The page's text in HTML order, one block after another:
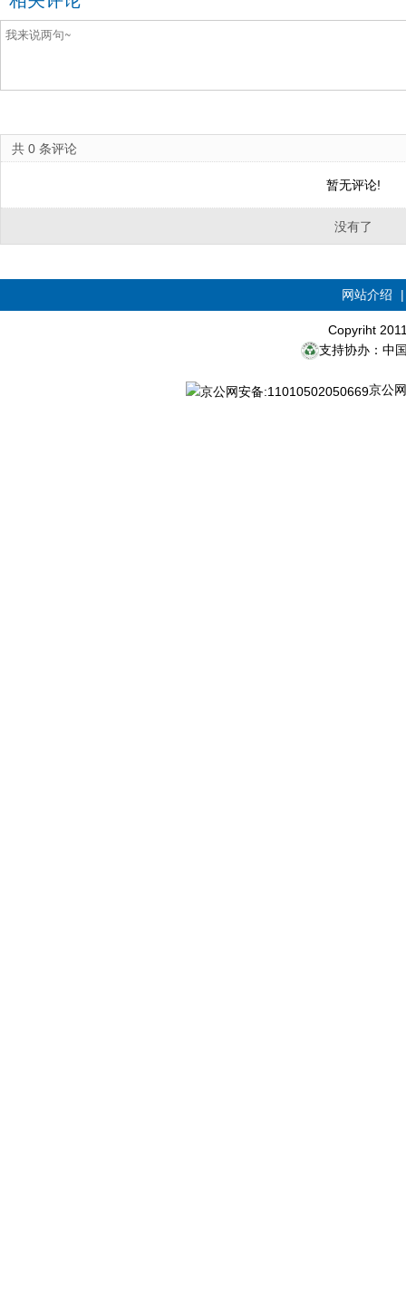
共 0 条评论
暂无评论!
没有了
网站介绍
Copyriht
支持协办：中
京公